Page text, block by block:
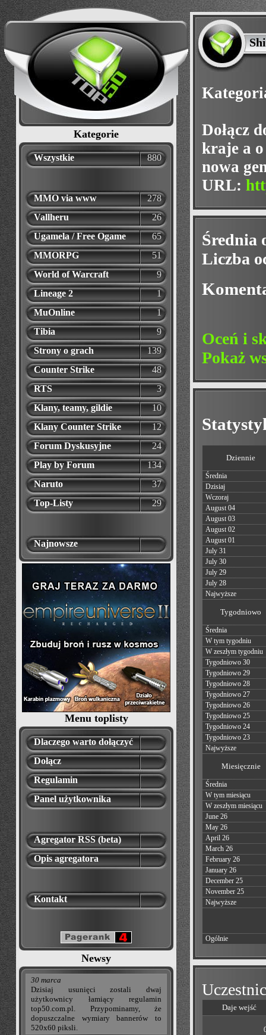
Kategorie
Wszystkie 880
MMO via www
278
Vallheru
26
Ugamela / Free Ogame
65
MMORPG
51
World of Warcraft
9
Lineage 2
1
MuOnline
1
Tibia
9
Strony o grach
139
Counter Strike
48
RTS
3
Klany, teamy, gildie
10
Klany Counter Strike
12
Forum Dyskusyjne
24
Play by Forum
134
Naruto
37
Top-Listy
29
Najnowsze
Menu toplisty
Dlaczego warto dołączyć
Dołącz
Regulamin
Panel użytkownika
Agregator RSS (beta)
Opis agregatora
Kontakt
Newsy
30 marca
Dzisiaj usunięci zostali dwaj
użytkownicy łamiący regulamin
top50.com.pl. Przypominamy, że
dopuszczalne wymiary bannerów to
520x60 piksli.
Dołącz
kraje a o
nowa
URL:
Średnia
Liczba
Oceń i
Pokaż
Dziennie
Średnia
Dzisiaj
Wczoraj
August 04
August 03
August 02
August 01
July 31
July 30
July 29
July 28
Najwyższe
Tygodniowo
Średnia
W tym tygodniu
W zeszłym tygodniu
Tygodniowo 30
Tygodniowo 29
Tygodniowo 28
Tygodniowo 27
Tygodniowo 26
Tygodniowo 25
Tygodniowo 24
Tygodniowo 23
Najwyższe
Miesięcznie
Średnia
W tym miesiącu
W zeszłym miesiącu
June 26
May 26
April 26
March 26
February 26
January 26
December 25
November 25
Najwyższe
Ogólnie
Daje wejść